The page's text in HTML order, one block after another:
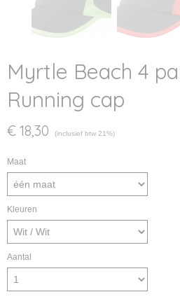
Myrtle Beach 4
Running cap
€ 18,30 (inclusief btw 21%)
Maat
Kleuren
Aantal